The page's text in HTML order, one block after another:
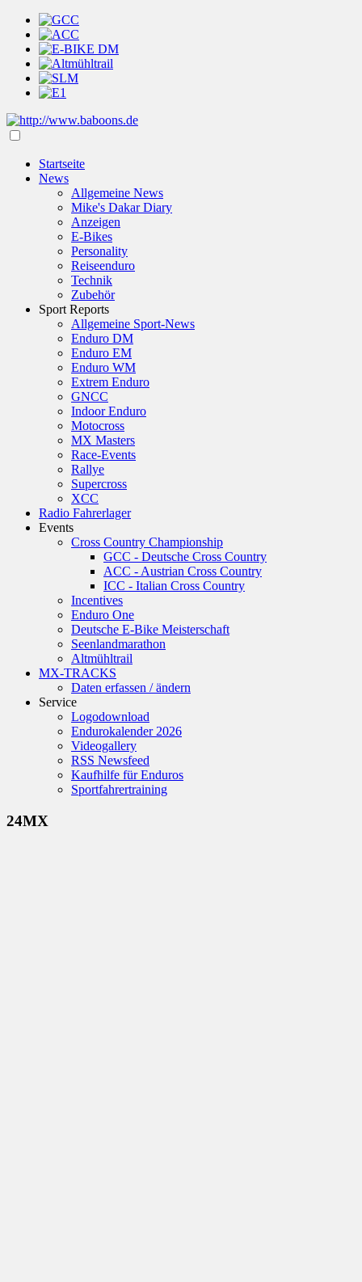
Startseite
News
Allgemeine News
Mike's Dakar Diary
Anzeigen
E-Bikes
Personality
Reiseenduro
Technik
Zubehör
Sport Reports
Allgemeine Sport-News
Enduro DM
Enduro EM
Enduro WM
Extrem Enduro
GNCC
Indoor Enduro
Motocross
MX Masters
Race-Events
Rallye
Supercross
XCC
Radio Fahrerlager
Events
Cross Country Championship
GCC - Deutsche Cross Country
ACC - Austrian Cross Country
ICC - Italian Cross Country
Incentives
Enduro One
Deutsche E-Bike Meisterschaft
Seenlandmarathon
Altmühltrail
MX-TRACKS
Daten erfassen / ändern
Service
Logodownload
Endurokalender 2026
Videogallery
RSS Newsfeed
Kaufhilfe für Enduros
Sportfahrertraining
24MX